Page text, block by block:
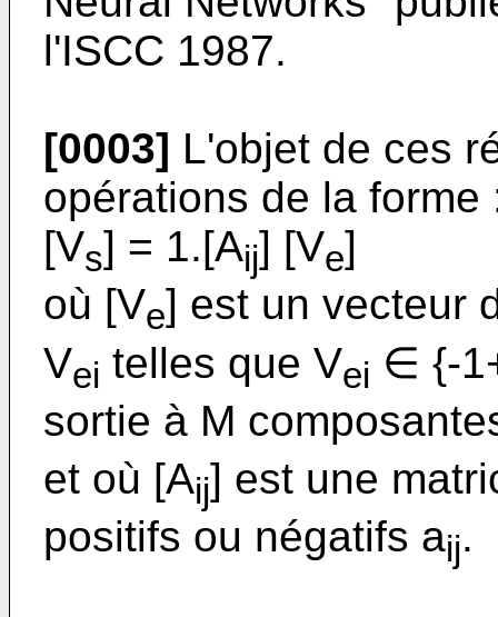
l'ISCC 1987.
[0003] L'objet de ces
opérations de la forme
[Vs] = 1.[Aij] [Ve]
où [Ve] est un vecteur
Vei telles que Vei ∈ {-
sortie à M
et où [Aij] est une
positifs ou négatifs aij.